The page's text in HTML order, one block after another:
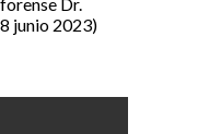
junio 2023)